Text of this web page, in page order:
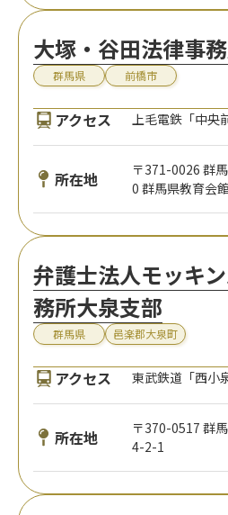
大塚・谷田法律事
群馬県 前橋市
アクセス 上毛電鉄「中央
所在地
〒371-0026 群
0 群馬県教育会
弁護士法人モッキ
務所大泉支部
群馬県 邑楽郡大泉町
アクセス 東武鉄道「西小
所在地
〒370-0517 群
4-2-1